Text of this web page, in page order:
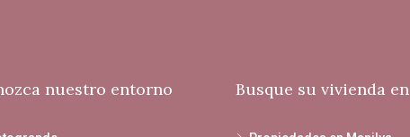
nuestro entorno Busque su vivienda en